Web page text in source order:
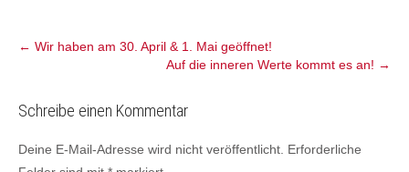
← Wir haben am 30. April & 1. Mai geöffnet!
Auf die inneren Werte kommt es an! →
Schreibe einen Kommentar
Deine E-Mail-Adresse wird nicht veröffentlicht. Erforderliche